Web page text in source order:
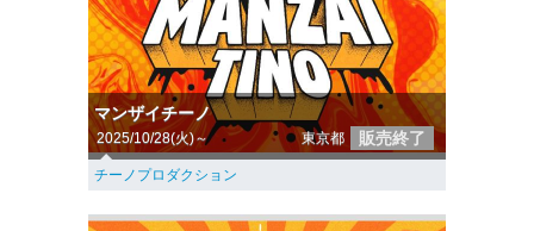
マンザイチーノ
2025/10/28(火)～ 東京都 販売終了
チーノプロダクション